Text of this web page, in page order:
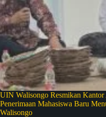
UIN Walisongo Resmikan Kantor
Penerimaan Mahasiswa Baru
Walisongo